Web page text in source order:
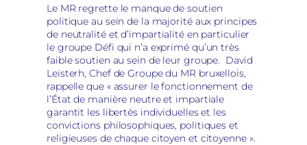
Le MR regrette le manque de soutien
politique au sein de la majorité aux principes
de neutralité et d’impartialité en particulier
le groupe Défi qui n’a exprimé qu’un très
faible soutien au sein de leur groupe. David
Leisterh, Chef de Groupe du MR bruxellois,
rappelle que « assurer le fonctionnement de
l’État de manière neutre et impartiale
garantit les libertés individuelles et les
convictions philosophiques, politiques et
religieuses de chaque citoyen et citoyenne ».